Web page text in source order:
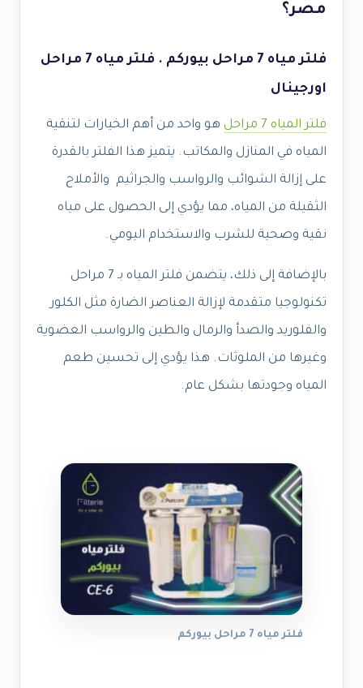
مصر؟
فلتر مياه 7 مراحل بيوركم . فلتر مياه 7 مراحل
اورجينال
فلتر المياه 7 مراحل
هو واحد من أهم الخيارات لتنقية
المياه في المنازل والمكاتب. يتميز هذا الفلتر بالقدرة
على إزالة الشوائب والرواسب والجراثيم والأملاح
الثقيلة من المياه، مما يؤدي إلى الحصول على مياه
نقية وصحية للشرب والاستخدام اليومي.
بالإضافة إلى ذلك، يتضمن فلتر المياه بـ 7 مراحل
تكنولوجيا متقدمة لإزالة العناصر الضارة مثل الكلور
والفلوريد والصدأ والرمال والطين والرواسب العضوية
وغيرها من الملوثات. هذا يؤدي إلى تحسين طعم
المياه وجودتها بشكل عام.
فلتر مياه 7 مراحل بيوركم